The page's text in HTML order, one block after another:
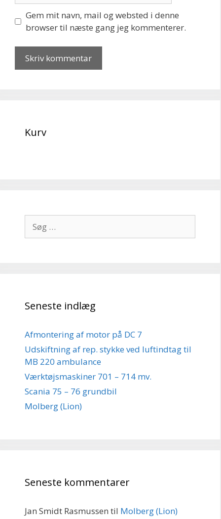
Gem mit navn, mail og websted i denne
browser til næste gang jeg kommenterer.
Kurv
efter:
Seneste indlæg
Afmontering af motor på DC 7
Udskiftning af rep. stykke ved luftindtag til
MB 220 ambulance
Værktøjsmaskiner 701 – 714 mv.
Scania 75 – 76 grundbil
Molberg (Lion)
Seneste kommentarer
Jan Smidt Rasmussen til Molberg (Lion)